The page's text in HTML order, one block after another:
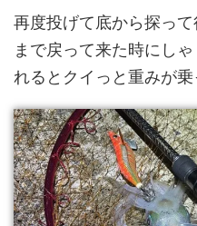
再度投げて底から探っ
まで戻って来た時にし
れるとクイっと重みが乗